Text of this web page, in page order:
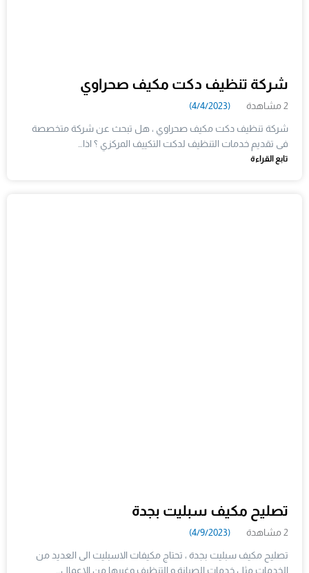
شركة تنظيف دكت مكيف صحراوي
2 مشاهدة (4/4/2023)
شركة تنظيف دكت مكيف صحراوي ، هل تبحث عن شركة متخصصة
فى تقديم خدمات التنظيف لدكت التكييف المركزي ؟ اذا…
تابع القراءة
تصليح مكيف سبليت بجدة
2 مشاهدة (4/9/2023)
تصليح مكيف سبليت بجدة ، تحتاج مكيفات الاسبليت الى العديد من
الخدمات مثل خدمات الصيانة و التنظيف وغيرها من الاعمال…